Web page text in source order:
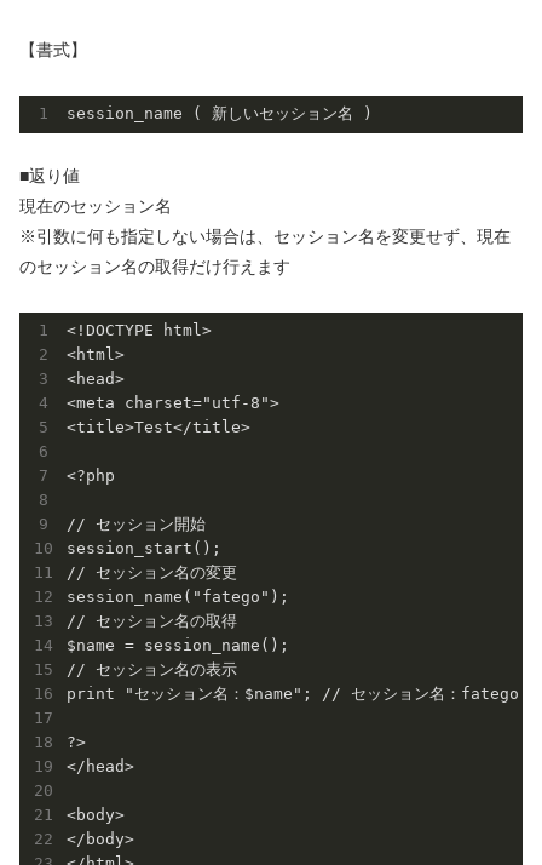
【書式】
■返り値
現在のセッション名
※引数に何も指定しない場合は、セッション名を変更せず、現在
のセッション名の取得だけ行えます
<!DOCTYPE html>
<html>
<head>
<meta charset="utf-8">
<title>Test</title>
<?php
// セッション開始
session_start();
// セッション名の変更
session_name("fatego");
// セッション名の取得
$name = session_name();
// セッション名の表示
print "セッション名：$name"; // セッション名：fatego
?>
</head>
<body>
</body>